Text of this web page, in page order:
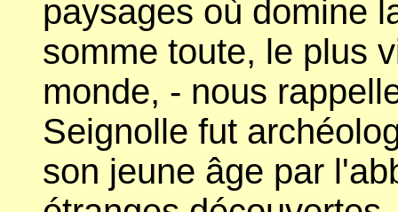
paysages où domine
somme toute, le plus
monde, - nous
Seignolle fut
son jeune âge par